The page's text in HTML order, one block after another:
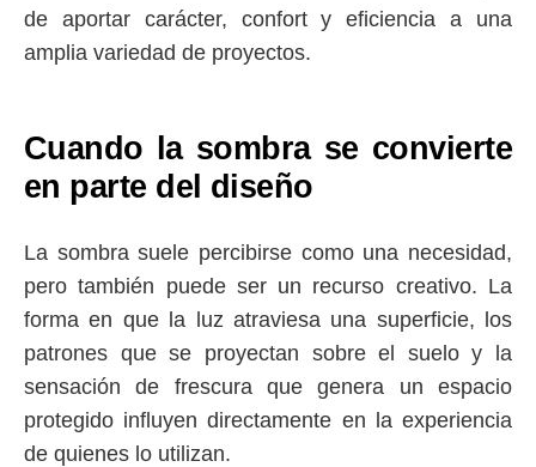
de aportar carácter, confort y eficiencia a una
amplia variedad de proyectos.
Cuando la sombra se convierte
en parte del diseño
La sombra suele percibirse como una necesidad,
pero también puede ser un recurso creativo. La
forma en que la luz atraviesa una superficie, los
patrones que se proyectan sobre el suelo y la
sensación de frescura que genera un espacio
protegido influyen directamente en la experiencia
de quienes lo utilizan.